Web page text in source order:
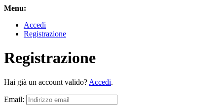
Menu:
Accedi
Registrazione
Registrazione
Hai già un account valido? Accedi.
Email: